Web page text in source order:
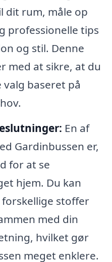
dit rum, måle op
professionelle tips
og stil. Denne
med at sikre, at du
baseret på
En af
Gardinbussen er,
for at se
hjem. Du kan
stoffer
med din
hvilket gør
meget enklere.